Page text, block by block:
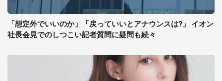
「想定外でいいのか」「戻っていいとアナウンスは?」 イオン
社長会見でのしつこい記者質問に疑問も続々